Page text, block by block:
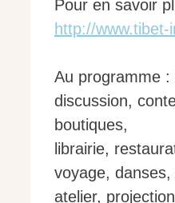
Pour en savoir
http://www.tibet-
Au programme :
discussion,
boutiques,
librairie,
voyage,
atelier,